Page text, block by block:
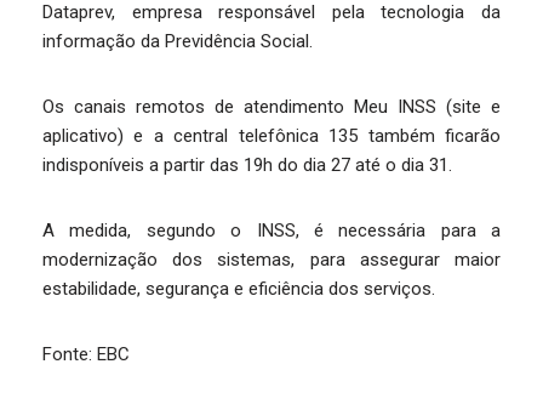
Dataprev, empresa responsável pela tecnologia da
informação da Previdência Social.
Os canais remotos de atendimento Meu INSS (site e
aplicativo) e a central telefônica 135 também ficarão
indisponíveis a partir das 19h do dia 27 até o dia 31.
A medida, segundo o INSS, é necessária para a
modernização dos sistemas, para assegurar maior
estabilidade, segurança e eficiência dos serviços.
Fonte: EBC